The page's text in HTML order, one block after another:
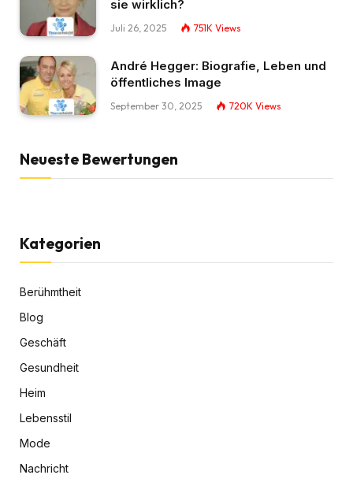
sie wirklich?
Juli 26, 2025 751K Views
André Hegger: Biografie, Leben und
öffentliches Image
September 30, 2025 720K Views
Neueste Bewertungen
Kategorien
Berühmtheit
Blog
Geschäft
Gesundheit
Heim
Lebensstil
Mode
Nachricht